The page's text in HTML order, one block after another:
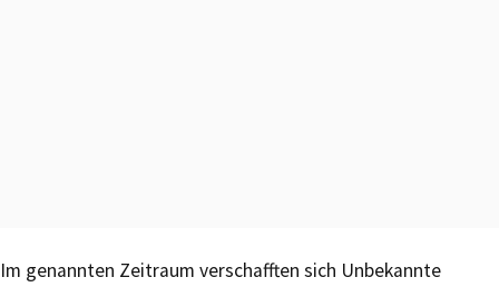
Im genannten Zeitraum verschafften sich Unbekannte